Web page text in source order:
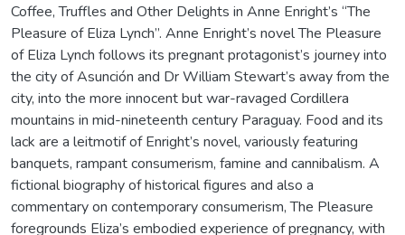
Coffee, Truffles and Other Delights in Anne Enright’s “The
Pleasure of Eliza Lynch”. Anne Enright’s novel The Pleasure
of Eliza Lynch follows its pregnant protagonist’s journey into
the city of Asunción and Dr William Stewart’s away from the
city, into the more innocent but war-ravaged Cordillera
mountains in mid-nineteenth century Paraguay. Food and its
lack are a leitmotif of Enright’s novel, variously featuring
banquets, rampant consumerism, famine and cannibalism. A
fictional biography of historical figures and also a
commentary on contemporary consumerism, The Pleasure
foregrounds Eliza’s embodied experience of pregnancy, with